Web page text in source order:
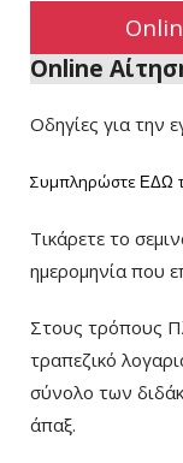
Online
Οδηγίες για την
Συμπληρώστε ΕΔΩ
Τικάρετε το
ημερομηνία που
Στους τρόπους
τραπεζικό
σύνολο των
άπαξ.